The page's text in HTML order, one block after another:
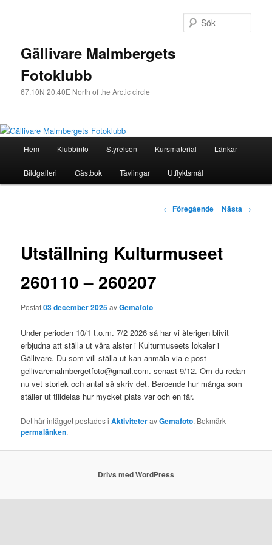
Gällivare Malmbergets
Fotoklubb
67.10N 20.40E North of the Arctic circle
Hoppa
till
Hem Klubbinfo Styrelsen Kursmaterial Länkar
Bildgalleri Gästbok Tävlingar Utflyktsmål
Inläggsnavigering
← Föregående Nästa →
Utställning Kulturmuseet
260110 – 260207
Postat03 december 2025avGemafoto
Under perioden 10/1 t.o.m. 7/2 2026 så har vi återigen blivit
erbjudna att ställa ut våra alster i Kulturmuseets lokaler i
Gällivare. Du som vill ställa ut kan anmäla via e-post
gellivaremalmbergetfoto@gmail.com. senast 9/12. Om du redan
nu vet storlek och antal så skriv det. Beroende hur många som
ställer ut tilldelas hur mycket plats var och en får.
Det här inlägget postades iAktiviteteravGemafoto. Bokmärk
permalänken.
Drivs med WordPress